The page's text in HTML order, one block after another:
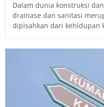
Dalam dunia konstruksi
drainase dan sanitasi
dipisahkan dari kehidupan